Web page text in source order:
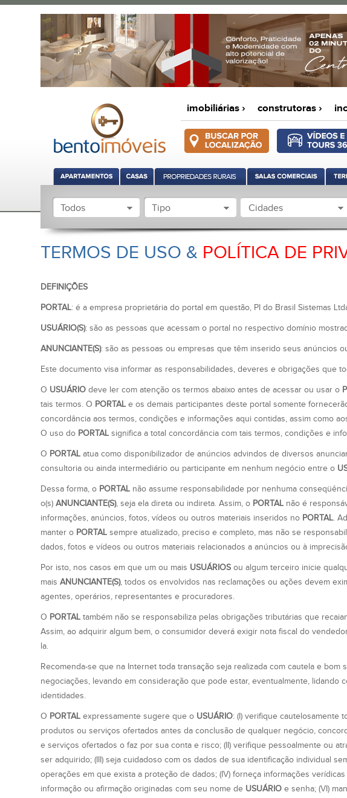
construtoras ›
imobiliárias ›
Todos Tipo Cidades
TERMOS DE USO & POLÍTICA DE
DEFINIÇÕES
PORTAL: é a empresa proprietária do portal em questão, PI do Brasil Sistemas
USUÁRIO(S): são as pessoas que acessam o portal no respectivo domínio
ANUNCIANTE(S): são as pessoas ou empresas que têm inserido seus anúncios
Este documento visa informar as responsabilidades, deveres e obrigações que
O USUÁRIO deve ler com atenção os termos abaixo antes de acessar ou usar o
tais termos. O PORTAL e os demais participantes deste portal somente
concordância aos termos, condições e informações aqui contidas, assim como
O uso do PORTAL significa a total concordância com tais termos, condições e
O PORTAL atua como disponibilizador de anúncios advindos de diversos
consultoria ou ainda intermediário ou participante em nenhum negócio entre o
Dessa forma, o PORTAL não assume responsabilidade por nenhuma
o(s) ANUNCIANTE(S), seja ela direta ou indireta. Assim, o PORTAL não é
informações, anúncios, fotos, vídeos ou outros materiais inseridos no PORTAL.
manter o PORTAL sempre atualizado, preciso e completo, mas não se
dados, fotos e vídeos ou outros materiais relacionados a anúncios ou à
Por isto, nos casos em que um ou mais USUÁRIOS ou algum terceiro inicie
mais ANUNCIANTE(S), todos os envolvidos nas reclamações ou ações devem
agentes, operários, representantes e procuradores.
O PORTAL também não se responsabiliza pelas obrigações tributárias que
Assim, ao adquirir algum bem, o consumidor deverá exigir nota fiscal do
la.
Recomenda-se que na Internet toda transação seja realizada com cautela e bom
negociações, levando em consideração que pode estar, eventualmente, lidando
identidades.
O PORTAL expressamente sugere que o USUÁRIO: (I) verifique cautelosamente
produtos ou serviços ofertados antes da conclusão de qualquer negócio,
e serviços ofertados o faz por sua conta e risco; (II) verifique pessoalmente ou
ser adquirido; (III) seja cuidadoso com os dados de sua identificação individual
operações em que exista a proteção de dados; (IV) forneça informações
informação ou afirmação originadas com seu nome de USUÁRIO e senha; (VI)